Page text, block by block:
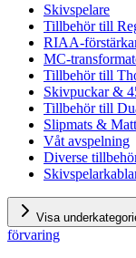
Skivspelare
Tillbehör till
RIAA-
MC-
Tillbehör till
Skivpuckar &
Tillbehör till
Slipmats &
Våt avspelning
Diverse
Visa
förvaring